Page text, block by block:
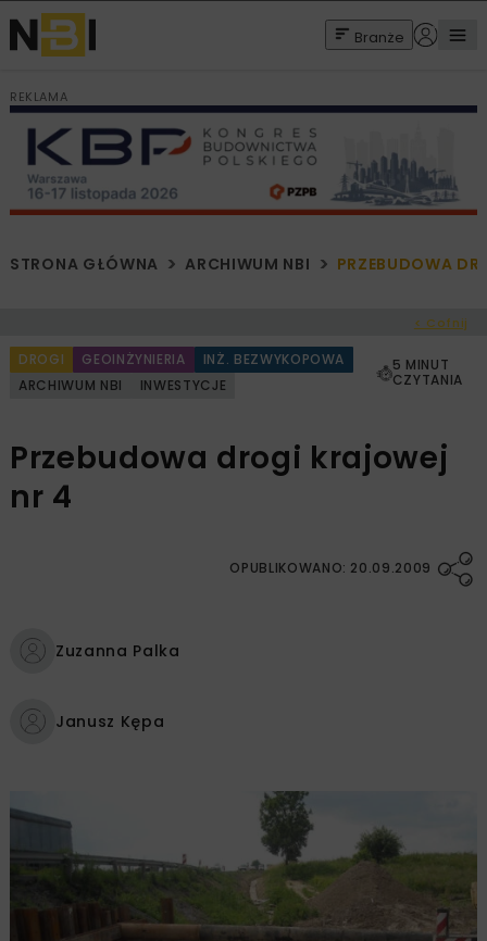
Branże
REKLAMA
STRONA GŁÓWNA ARCHIWUM NBI PRZEBUDOWA
< Cofnij
DROGI GEOINŻYNIERIA
INŻ. BEZWYKOPOWA
ARCHIWUM NBI
INWESTYCJE
5 MINUT
CZYTANIA
Przebudowa drogi krajowej
nr 4
OPUBLIKOWANO: 20.09.2009
Zuzanna Palka
Janusz Kępa